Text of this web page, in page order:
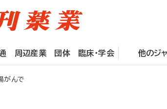
周辺産業 団体 臨床・学会 他のジ
がんで